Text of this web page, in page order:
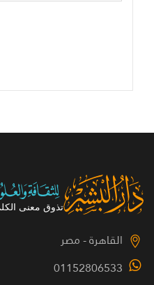
القاهرة - مصر
01152806533